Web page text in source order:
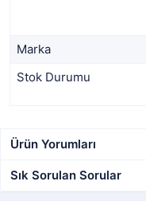
Marka
Stok Durumu
Ürün Yorumları
Sık Sorulan Sorular